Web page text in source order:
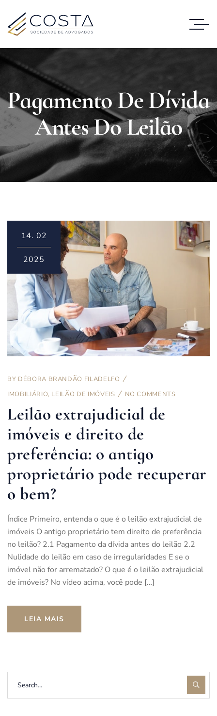
Pagamento De Dívida
Antes Do Leilão
14. 02
2025
BY DÉBORA BRANDÃO FILADELFO
IMOBILIÁRIO, LEILÃO DE IMÓVEIS NO COMMENTS
Leilão extrajudicial de
imóveis e direito de
preferência: o antigo
proprietário pode recuperar
o bem?
Índice Primeiro, entenda o que é o leilão extrajudicial de
imóveis O antigo proprietário tem direito de preferência
no leilão? 2.1 Pagamento da dívida antes do leilão 2.2
Nulidade do leilão em caso de irregularidades E se o
imóvel não for arrematado? O que é o leilão extrajudicial
de imóveis? No vídeo acima, você pode […]
LEIA MAIS